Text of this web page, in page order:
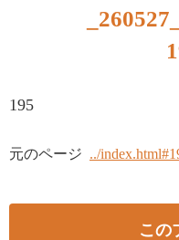
195
元のページ ../
この